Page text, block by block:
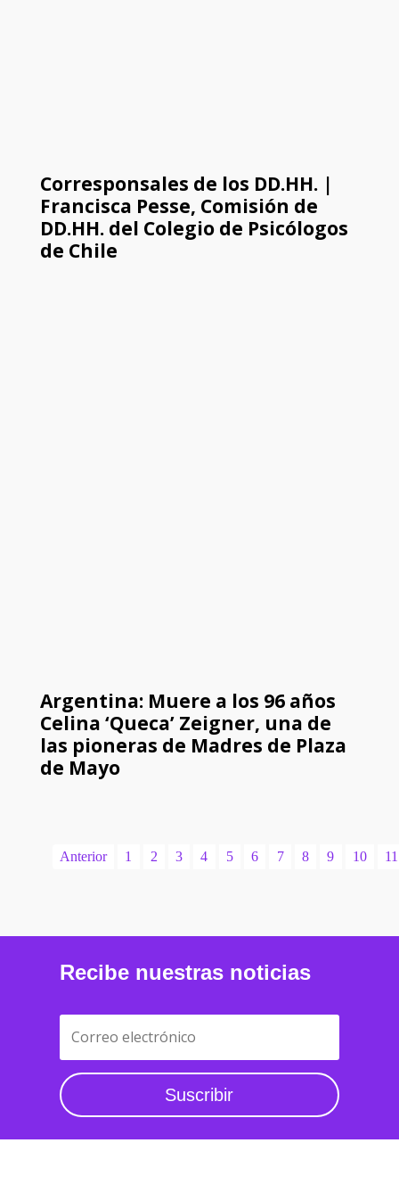
Corresponsales de los DD.HH. |
Francisca Pesse, Comisión de
DD.HH. del Colegio de Psicólogos
de Chile
Argentina: Muere a los 96 años
Celina ‘Queca’ Zeigner, una de
las pioneras de Madres de Plaza
de Mayo
Anterior 1 2 3 4 5 6 7 8 9 10 11
Recibe nuestras noticias
Suscribir